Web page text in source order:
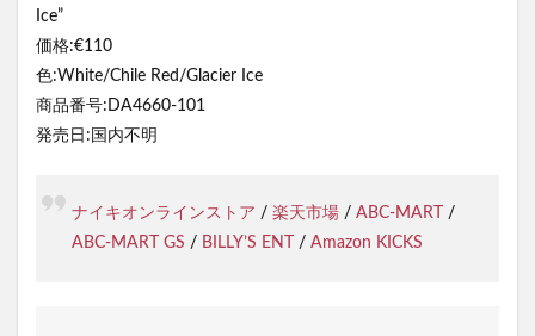
Ice”
価格:€110
色:White/Chile Red/Glacier Ice
商品番号:DA4660-101
発売日:国内不明
ナイキオンラインストア / 楽天市場 / ABC-MART
/
ABC-MART GS / BILLY’S ENT / Amazon KICKS